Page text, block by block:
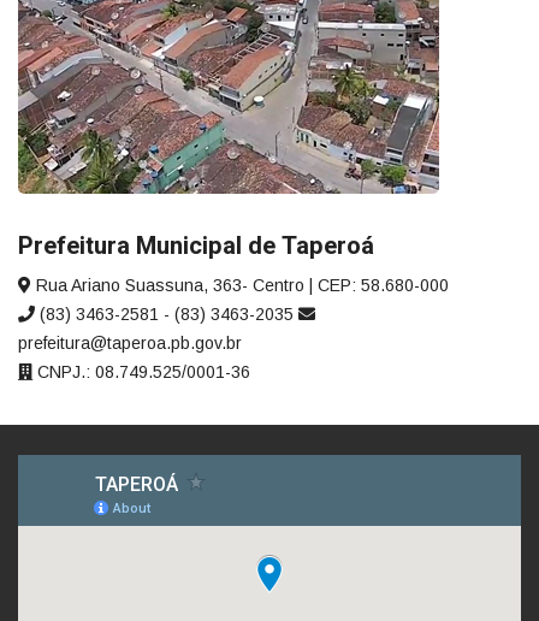
Prefeitura Municipal de Taperoá
Rua Ariano Suassuna, 363- Centro | CEP: 58.680-000
(83) 3463-2581 - (83) 3463-2035
prefeitura@taperoa.pb.gov.br
CNPJ.: 08.749.525/0001-36